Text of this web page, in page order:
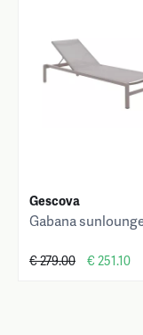
Gescova
Gabana
€ 279.00 € 251.10